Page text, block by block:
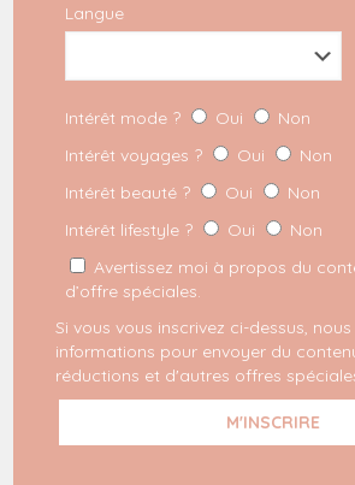
INSCRIPTION À LA
Mode
Voyage
Lifestyle
Espace pro
Mentions légales
Politique de confidentialité
Conditions générales
Langue
Intérêt mode ? Oui
Non
Intérêt voyages ?
Oui
Non
Intérêt beauté ?
Oui
Non
Intérêt lifestyle ?
Oui
Non
Avertissez moi à propos du
d’offre spéciales.
Si vous vous inscrivez ci-dessus,
informations pour envoyer du
réductions et d'autres offres